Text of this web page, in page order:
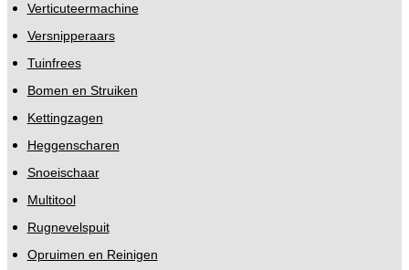
Verticuteermachine
Versnipperaars
Tuinfrees
Bomen en Struiken
Kettingzagen
Heggenscharen
Snoeischaar
Multitool
Rugnevelspuit
Opruimen en Reinigen